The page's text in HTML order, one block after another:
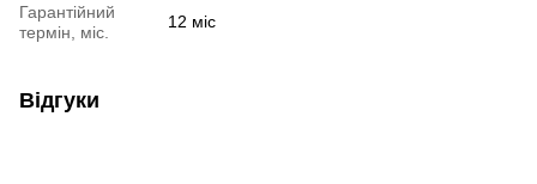
Гарантійний
термін, міс.
12 міс
Відгуки